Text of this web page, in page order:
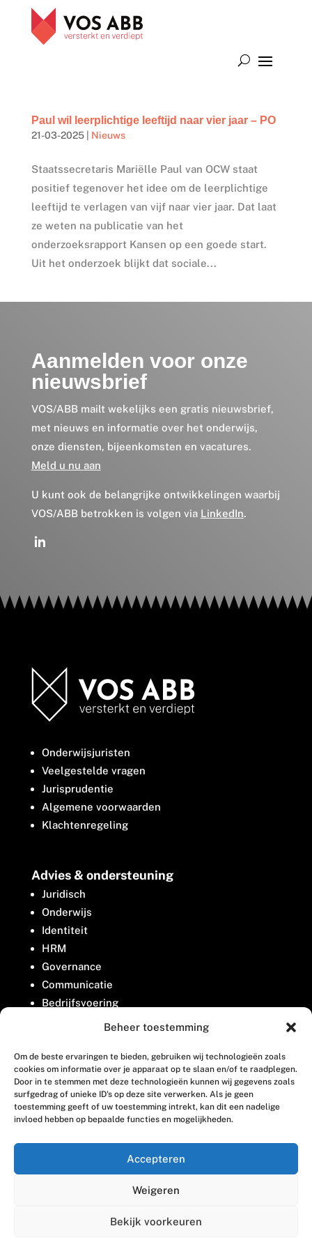
Beheer toestemming
Om de beste ervaringen te bieden, gebruiken wij technologieën zoals
cookies om informatie over je apparaat op te slaan en/of te raadplegen.
Door in te stemmen met deze technologieën kunnen wij gegevens zoals
surfgedrag of unieke ID's op deze site verwerken. Als je geen
toestemming geeft of uw toestemming intrekt, kan dit een nadelige
invloed hebben op bepaalde functies en mogelijkheden.
Accepteren
Weigeren
Bekijk voorkeuren
Paul wil leerplichtige leeftijd naar vier jaar – PO
21-03-2025| Nieuws
Staatssecretaris Mariëlle Paul van OCW staat
positief tegenover het idee om de leerplichtige
leeftijd te verlagen van vijf naar vier jaar. Dat laat
ze weten na publicatie van het
onderzoeksrapport Kansen op een goede start.
Uit het onderzoek blijkt dat sociale...
Aanmelden voor onze
nieuwsbrief
VOS/ABB mailt wekelijks een gratis nieuwsbrief,
met nieuws en informatie over het onderwijs,
onze diensten, bijeenkomsten en vacatures.
Meld u nu aan
U kunt ook de belangrijke ontwikkelingen waarbij
VOS/ABB betrokken is volgen via LinkedIn.
Onderwijsjuristen
Veelgestelde vragen
Jurisprudentie
Algemene voorwaarden
Klachtenregeling
Advies & ondersteuning
Juridisch
Onderwijs
Identiteit
HRM
Governance
Communicatie
Bedrijfsvoering
Belangenbehartiging
Contact
Houttuinlaan 8
3447 GM Woerden